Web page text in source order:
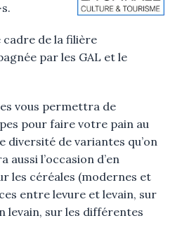
cadre de la filière
par les GAL et le
vous permettra de
pour faire votre pain au
diversité de variantes qu’on
aussi l’occasion d’en
les céréales (modernes et
entre levure et levain, sur
sur les différentes